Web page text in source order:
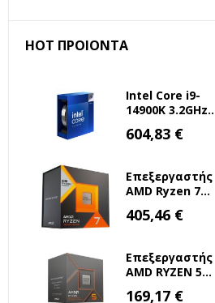
HOT ΠΡΟΙΌΝΤΑ
Intel Core i9-
14900K 3.2GHz
(BX8071514900K)
Ειδική
Τιμή
604,83 €
Επεξεργαστής
AMD Ryzen 7
Πυρήνων για
100000910WOF)
(AMDRYZ7-
7800X3D)
Ειδική
Τιμή
405,46 €
Επεξεργαστής
AMD RYZEN 5
Ειδική
Τιμή
169,17 €